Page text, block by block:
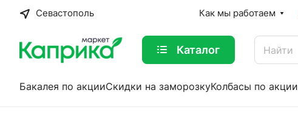
Севастополь Как мы работаем
Каталог
Бакалея по акцииСкидки на заморозкуКолбасы по акции